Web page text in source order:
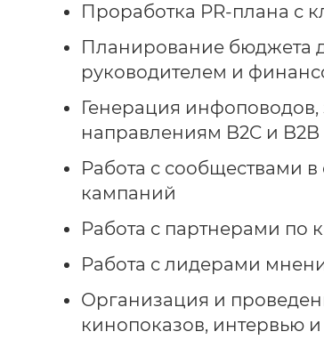
Проработка PR-плана с
Планирование бюджета
руководителем и
Генерация
направлениям B2C и B2B
Работа с сообществами
кампаний
Работа с партнерами по
Работа с лидерами
Организация и
кинопоказов, интервью